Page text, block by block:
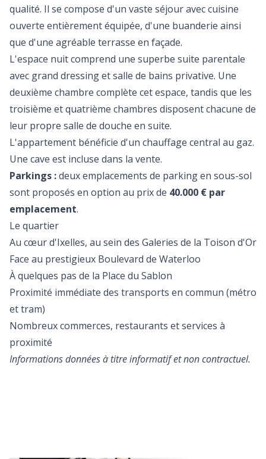
qualité. Il se compose d'un vaste séjour avec cuisine
ouverte entièrement équipée, d'une buanderie ainsi
que d'une agréable terrasse en façade.
L'espace nuit comprend une superbe suite parentale
avec grand dressing et salle de bains privative. Une
deuxième chambre complète cet espace, tandis que les
troisième et quatrième chambres disposent chacune de
leur propre salle de douche en suite.
L'appartement bénéficie d'un chauffage central au gaz.
Une cave est incluse dans la vente.
Parkings :deux emplacements de parking en sous-sol
sont proposés en option au prix de 40.000 € par
emplacement.
Le quartier
Au cœur d'Ixelles, au sein des Galeries de la Toison d'Or
Face au prestigieux Boulevard de Waterloo
À quelques pas de la Place du Sablon
Proximité immédiate des transports en commun (métro
et tram)
Nombreux commerces, restaurants et services à
proximité
Informations données à titre informatif et non contractuel.